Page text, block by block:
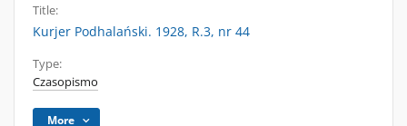
Title:
Kurjer Podhalański. 1928, R.3, nr 44
Type:
Czasopismo
More